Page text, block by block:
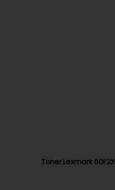
Toner Lexmark